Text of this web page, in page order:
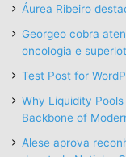
Áurea Ribeiro
Georgeo cobra
oncologia e
Test Post for
Why Liquidity
Backbone of
Alese aprova